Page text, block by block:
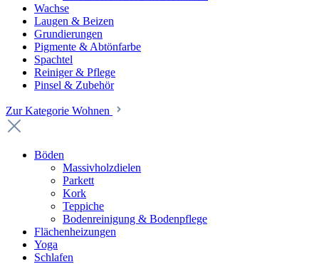
Wachse
Laugen & Beizen
Grundierungen
Pigmente & Abtönfarbe
Spachtel
Reiniger & Pflege
Pinsel & Zubehör
Zur Kategorie Wohnen
Böden
Massivholzdielen
Parkett
Kork
Teppiche
Bodenreinigung & Bodenpflege
Flächenheizungen
Yoga
Schlafen